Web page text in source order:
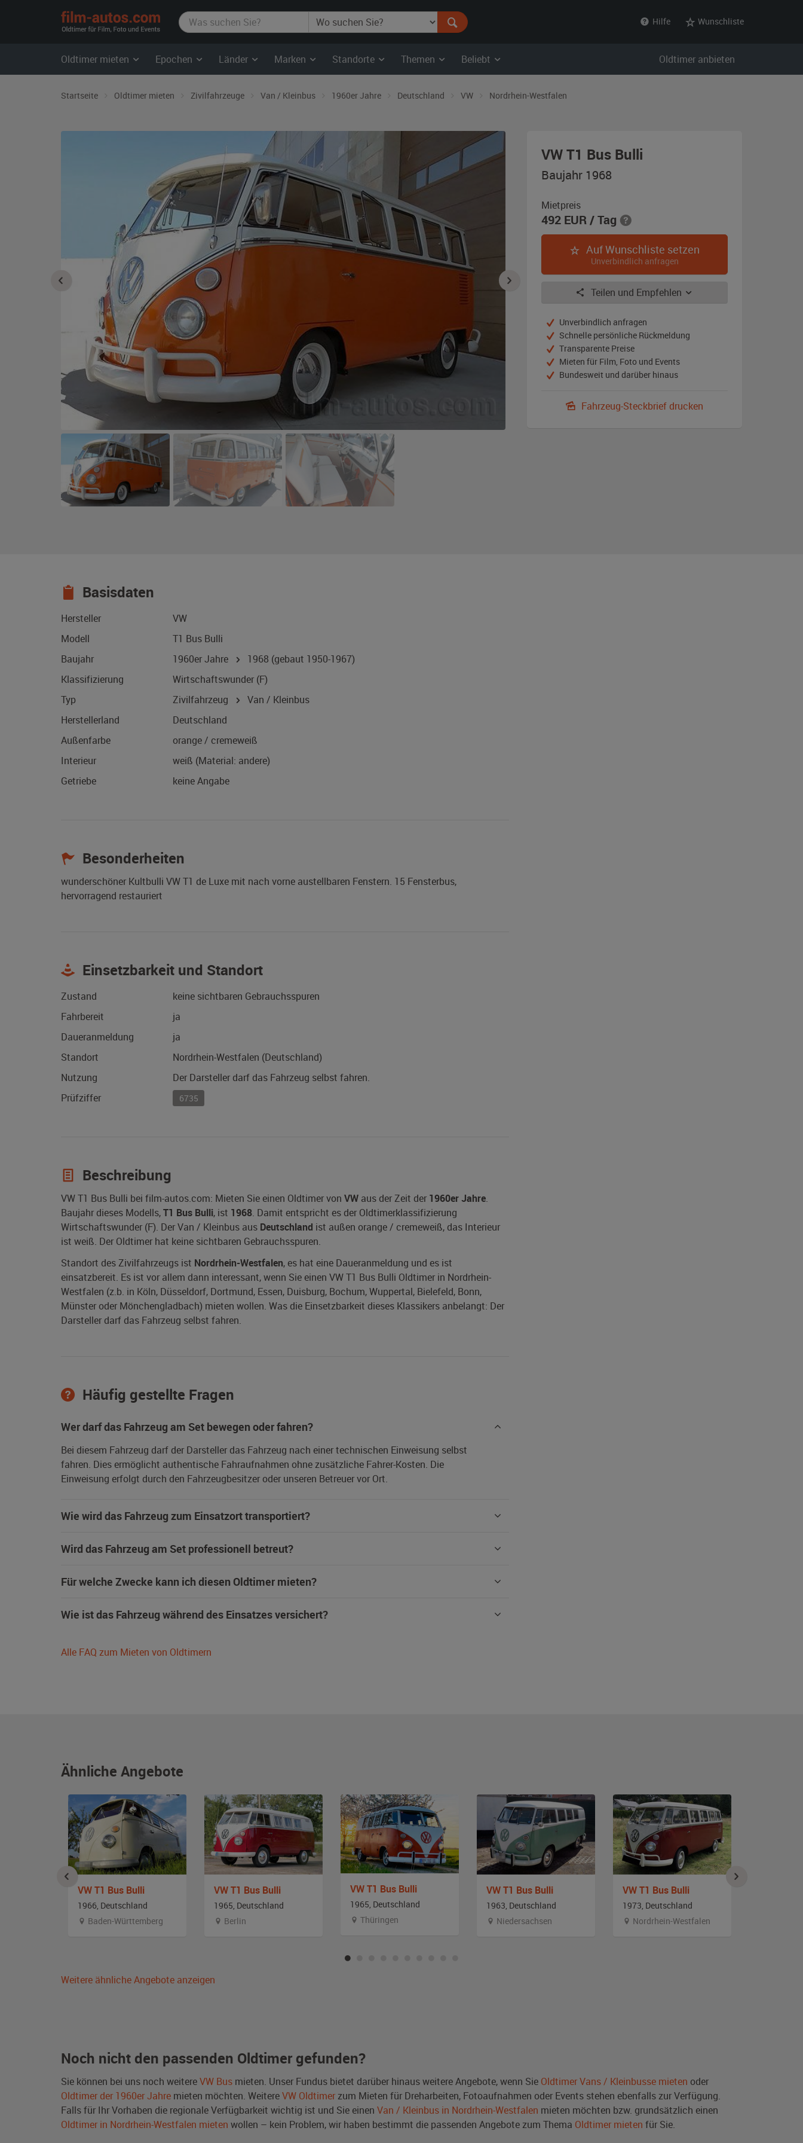
film-
autos.com
Hilfe Wunschliste
Oldtimer mieten Epochen Länder Marken Standorte Themen Beliebt Oldtimer anbieten
Startseite Oldtimer mieten Zivilfahrzeuge Van / Kleinbus 1960er Jahre Deutschland VW Nordrhein-Westfalen
VW T1 Bus Bulli
cremeweiß
Baujahr 1968
Mietpreis
492 EUR/ Tag
Auf Wunschliste setzen
Unverbindlich anfragen
Teilen und Empfehlen
Unverbindlich anfragen
Schnelle persönliche Rückmeldung
Transparente Preise
Mieten für Film, Foto und Events
Bundesweit und darüber hinaus
Fahrzeug-Steckbrief drucken
Basisdaten
Hersteller
VW
Modell
T1 Bus Bulli
Baujahr
1960er Jahre 1968 (gebaut 1950-1967)
Klassifizierung
Wirtschaftswunder (F)
Typ
Zivilfahrzeug
Van / Kleinbus
Herstellerland
Deutschland
Außenfarbe
orange / cremeweiß
Interieur
weiß (Material: andere)
Getriebe
keine Angabe
Besonderheiten
wunderschöner Kultbulli VW T1 de Luxe mit nach vorne austellbaren Fenstern. 15 Fensterbus,
hervorragend restauriert
Einsetzbarkeit und Standort
Zustand
keine sichtbaren Gebrauchsspuren
Fahrbereit
ja
Daueranmeldung
ja
Standort
Nordrhein-Westfalen (Deutschland)
Nutzung
Der Darsteller darf das Fahrzeug selbst fahren.
Prüfziffer
6735
Beschreibung
VW T1 Bus Bulli bei film-autos.com: Mieten Sie einen Oldtimer von VW aus der Zeit der 1960er Jahre.
Baujahr dieses Modells,T1 Bus Bulli, ist 1968. Damit entspricht es der Oldtimerklassifizierung
Wirtschaftswunder (F). Der Van / Kleinbus aus Deutschland ist außen orange / cremeweiß, das Interieur
ist weiß. Der Oldtimer hat keine sichtbaren Gebrauchsspuren.
Standort des Zivilfahrzeugs ist Nordrhein-Westfalen, es hat eine Daueranmeldung und es ist
einsatzbereit. Es ist vor allem dann interessant, wenn Sie einen VW T1 Bus Bulli Oldtimer in Nordrhein-
Westfalen (z.b. in Köln, Düsseldorf, Dortmund, Essen, Duisburg, Bochum, Wuppertal, Bielefeld, Bonn,
Münster oder Mönchengladbach) mieten wollen. Was die Einsetzbarkeit dieses Klassikers anbelangt: Der
Darsteller darf das Fahrzeug selbst fahren.
Häufig gestellte Fragen
Wer darf das Fahrzeug am Set bewegen oder fahren?
Bei diesem Fahrzeug darf der Darsteller das Fahrzeug nach einer technischen Einweisung selbst
fahren. Dies ermöglicht authentische Fahraufnahmen ohne zusätzliche Fahrer-Kosten. Die
Einweisung erfolgt durch den Fahrzeugbesitzer oder unseren Betreuer vor Ort.
Wie wird das Fahrzeug zum Einsatzort transportiert?
Wird das Fahrzeug am Set professionell betreut?
Für welche Zwecke kann ich diesen Oldtimer mieten?
Wie ist das Fahrzeug während des Einsatzes versichert?
Alle FAQ zum Mieten von Oldtimern
Ähnliche Angebote
VW T1 Bus Bulli
1966, Deutschland
Baden-Württemberg
VW T1 Bus Bulli
1965, Deutschland
Berlin
VW T1 Bus Bulli
1965, Deutschland
Thüringen
VW T1 Bus Bulli
1963, Deutschland
Niedersachsen
VW T1 Bus Bulli
1973, Deutschland
Nordrhein-Westfalen
Weitere ähnliche Angebote anzeigen
Noch nicht den passenden Oldtimer gefunden?
Sie können bei uns noch weitereVW Bus mieten. Unser Fundus bietet darüber hinaus weitere Angebote, wenn Sie Oldtimer Vans / Kleinbusse mieten oder
Oldtimer der 1960er Jahre mieten möchten. WeitereVW Oldtimer zum Mieten für Dreharbeiten, Fotoaufnahmen oder Events stehen ebenfalls zur Verfügung.
Falls für Ihr Vorhaben die regionale Verfügbarkeit wichtig ist und Sie einen Van / Kleinbus in Nordrhein-Westfalen mieten möchten bzw. grundsätzlich einen
Oldtimer in Nordrhein-Westfalen mieten wollen – kein Problem, wir haben bestimmt die passenden Angebote zum Thema Oldtimer mieten für Sie.